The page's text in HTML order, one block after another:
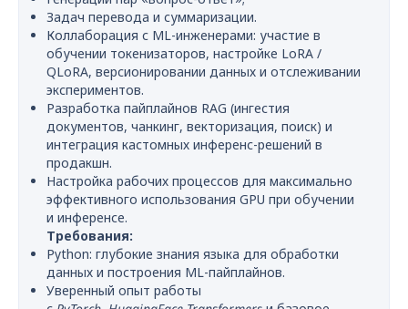
Задач перевода и суммаризации.
Коллаборация с ML-инженерами: участие в
обучении токенизаторов, настройке LoRA /
QLoRA, версионировании данных и отслеживании
экспериментов.
Разработка пайплайнов RAG (ингестия
документов, чанкинг, векторизация, поиск) и
интеграция кастомных инференс-решений в
продакшн.
Настройка рабочих процессов для максимально
эффективного использования GPU при обучении
и инференсе.
Требования:
Python: глубокие знания языка для обработки
данных и построения ML-пайплайнов.
Уверенный опыт работы